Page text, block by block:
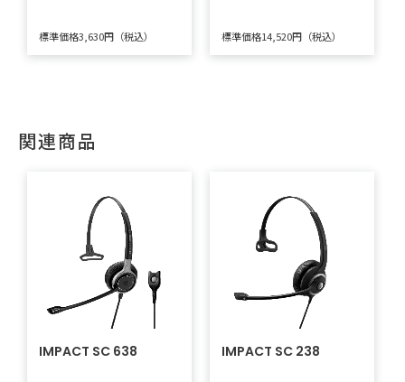
標準価格3,630円（税込） 標準価格14,520円（税込）
関連商品
IMPACT SC 638 IMPACT SC 238